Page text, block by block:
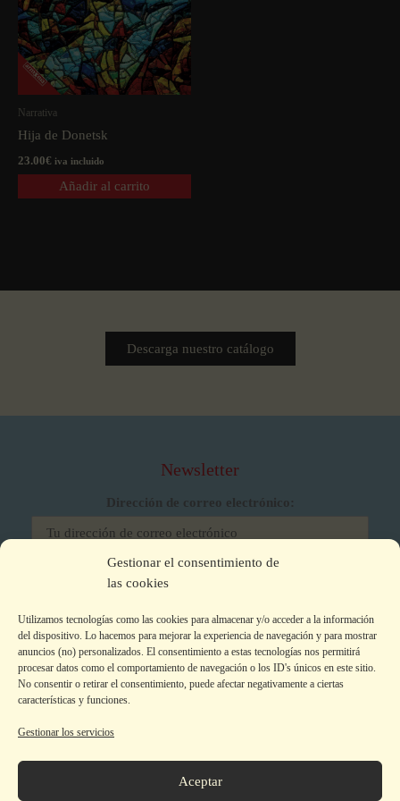
Gestionar el consentimiento de
las cookies
Utilizamos tecnologías como las cookies para almacenar y/o acceder a la información
del dispositivo. Lo hacemos para mejorar la experiencia de navegación y para mostrar
anuncios (no) personalizados. El consentimiento a estas tecnologías nos permitirá
procesar datos como el comportamiento de navegación o los ID's únicos en este sitio.
No consentir o retirar el consentimiento, puede afectar negativamente a ciertas
características y funciones.
Gestionar los servicios
Aceptar
Narrativa
Hija de Donetsk
23.00€ iva incluido
Añadir al carrito
Descarga nuestro catálogo
Newsletter
Dirección de correo electrónico:
He leído y acepto los términos y condiciones
Colecciones